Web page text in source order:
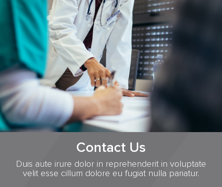
Contact Us
Duis aute irure dolor in reprehenderit in voluptate
velit esse cillum dolore eu fugiat nulla pariatur.